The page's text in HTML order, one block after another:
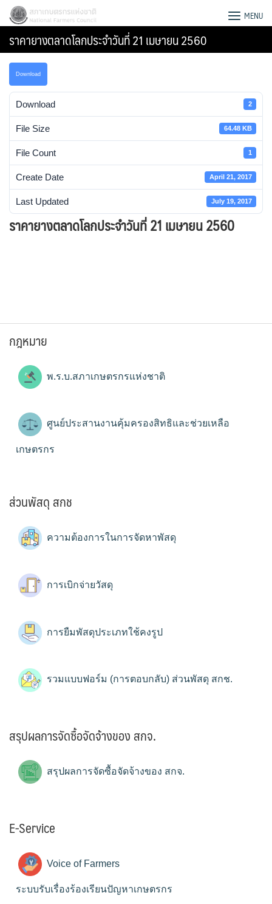
Skip
content
Search
สภาเกษตรกรแห่งชาติ MENU
ราคายางตลาดโลกประจําวันที่ 21 เมษายน 2560
Download
Download 2
File Size 64.48 KB
File Count 1
Create Date April 21, 2017
Last Updated July 19, 2017
ราคายางตลาดโลกประจําวันที่ 21 เมษายน 2560
กฎหมาย
พ.ร.บ.สภาเกษตรกรแห่งชาติ
ศูนย์ประสานงานคุ้มครองสิทธิและช่วยเหลือ
เกษตรกร
ส่วนพัสดุ สกช
ความต้องการในการจัดหาพัสดุ
การเบิกจ่ายวัสดุ
การยืมพัสดุประเภทใช้คงรูป
รวมแบบฟอร์ม (การตอบกลับ) ส่วนพัสดุ สกช.
สรุปผลการจัดซื้อจัดจ้างของ สกจ.
สรุปผลการจัดซื้อจัดจ้างของ สกจ.
E-Service
Voice of Farmers
ระบบรับเรื่องร้องเรียนปัญหาเกษตรกร